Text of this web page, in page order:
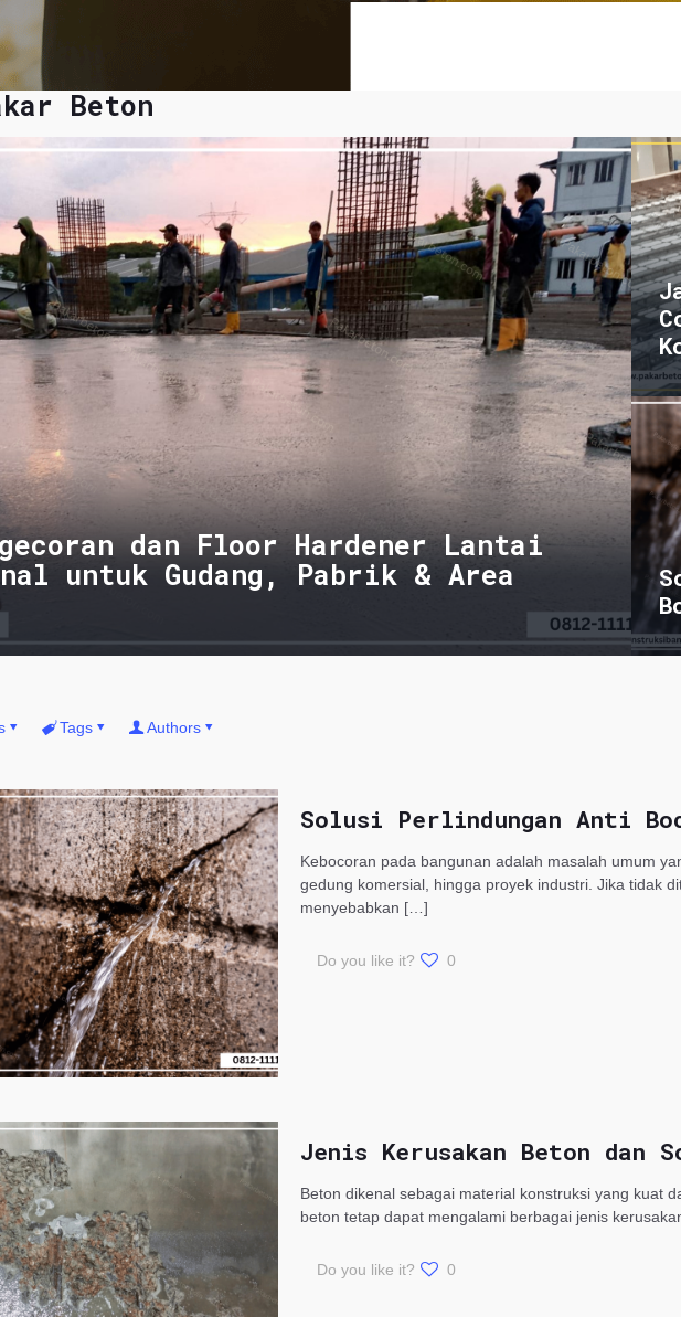
Beton
dan Floor Hardener Lantai
untuk Gudang, Pabrik & Area
Tags Authors
Solusi Perlindungan Anti
Kebocoran pada bangunan adalah masalah umum
gedung komersial, hingga proyek industri. Jika tidak
menyebabkan […]
Do you like it? 0
Jenis Kerusakan Beton dan
Beton dikenal sebagai material konstruksi yang kuat
beton tetap dapat mengalami berbagai jenis
Do you like it? 0